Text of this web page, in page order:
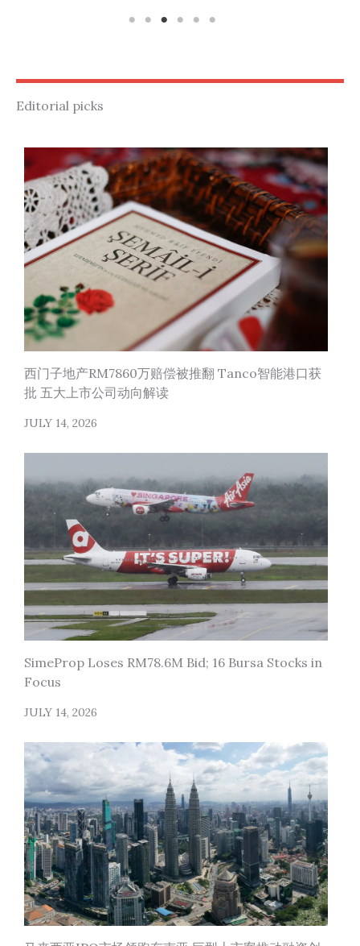
Editorial picks
西门子地产RM7860万赔偿被推翻 Tanco智能港口获
批 五大上市公司动向解读
JULY 14, 2026
SimeProp Loses RM78.6M Bid; 16 Bursa Stocks in
Focus
JULY 14, 2026